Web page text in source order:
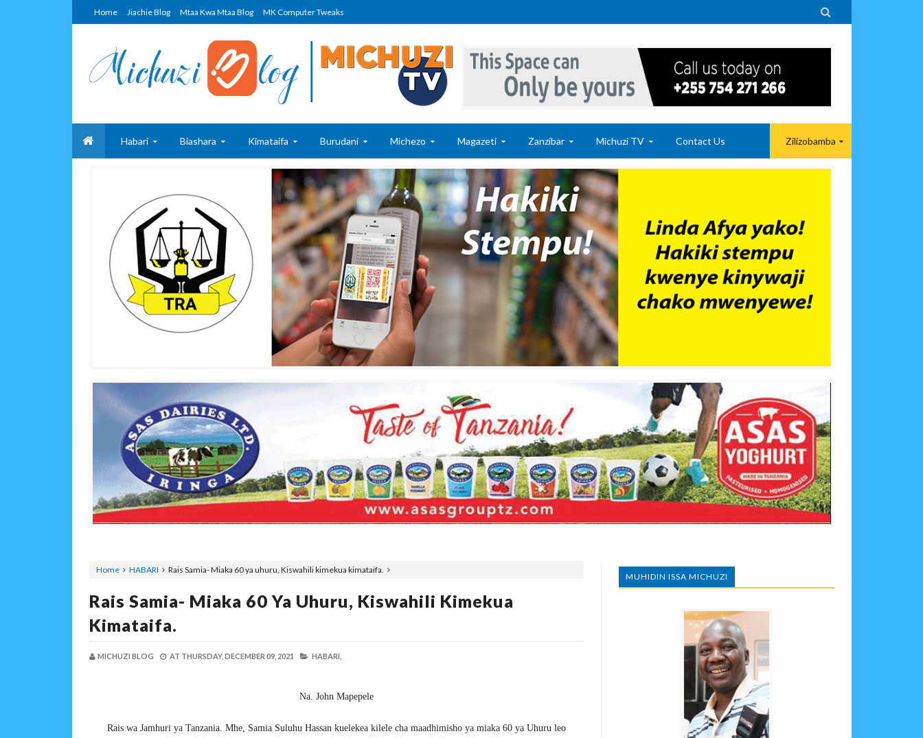
Home Jiachie Blog Mtaa Kwa Mtaa Blog MK Computer Tweaks 
Habari Biashara Kimataifa Burudani Michezo Magazeti Zanzibar Michuzi TV Contact Us Zilizobamba
Home HABARI Rais Samia- Miaka 60 ya uhuru, Kiswahili kimekua kimataifa.
Rais Samia- Miaka 60 Ya Uhuru, Kiswahili Kimekua
Kimataifa.
MICHUZI BLOG AT THURSDAY, DECEMBER 09, 2021 HABARI,
Na. John Mapepele
Rais wa Jamhuri ya Tanzania. Mhe, Samia Suluhu Hassan kuelekea kilele cha maadhimisho ya miaka 60 ya Uhuru leo
MUHIDIN ISSA MICHUZI